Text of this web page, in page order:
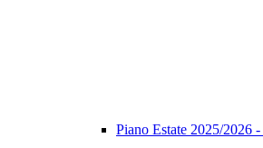
Piano Estate 2025/2026